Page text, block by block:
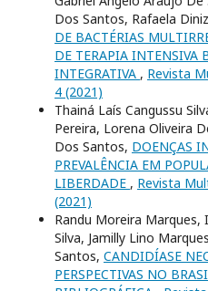
Dos Santos, Rafaela
DE BACTÉRIAS
DE TERAPIA INTENSIVA
INTEGRATIVA , Revista
4 (2021)
Thainá Laís Cangussu
Pereira, Lorena Oliveira
Dos Santos, DOENÇAS
PREVALÊNCIA EM
LIBERDADE , Revista
(2021)
Randu Moreira Marques,
Silva, Jamilly Lino
Santos, CANDIDÍASE
PERSPECTIVAS NO